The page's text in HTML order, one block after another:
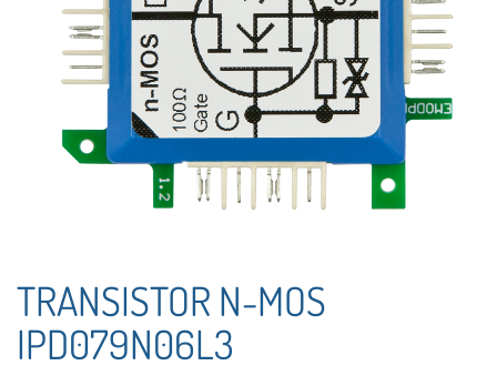
TRANSISTOR N-MOS
IPD079N06L3